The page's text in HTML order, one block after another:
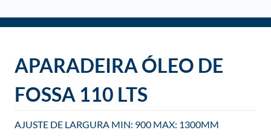
APARADEIRA ÓLEO DE
FOSSA 110 LTS
AJUSTE DE LARGURA MIN: 900 MAX: 1300MM